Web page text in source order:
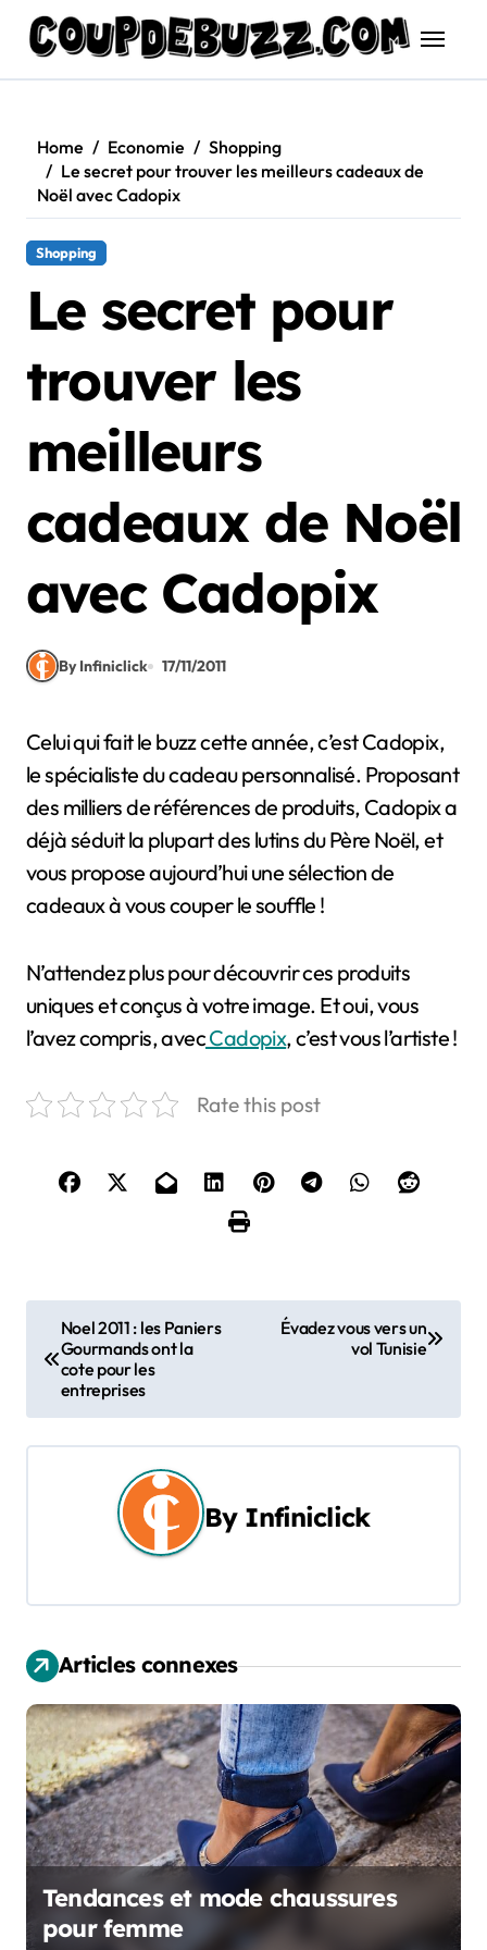
content
Home Economie
Shopping
Le secret pour trouver les meilleurs cadeaux de
Noël avec Cadopix
Shopping
Le secret pour
trouver les
meilleurs
cadeaux de Noël
avec Cadopix
By Infiniclick 17/11/2011
Celui qui fait le buzz cette année, c’est Cadopix,
le spécialiste du cadeau personnalisé. Proposant
des milliers de références de produits, Cadopix a
déjà séduit la plupart des lutins du Père Noël, et
vous propose aujourd’hui une sélection de
cadeaux à vous couper le souffle !
N’attendez plus pour découvrir ces produits
uniques et conçus à votre image. Et oui, vous
l’avez compris, avecCadopix, c’est vous l’artiste !
Rate this post
a
v
i
o
n
d
e
l
Noel 2011 : les Paniers
Gourmands ont la
cote pour les
entreprises
Évadez vous vers un
vol Tunisie
By Infiniclick
Articles connexes
Tendances et mode chaussures
pour femme